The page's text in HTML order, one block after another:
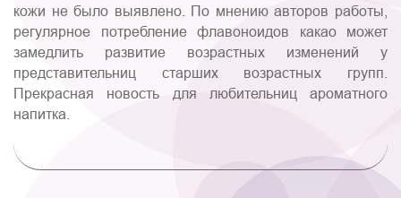
кожи не было выявлено. По мнению авторов работы,
регулярное потребление флавоноидов какао может
замедлить развитие возрастных изменений у
представительниц старших возрастных групп.
Прекрасная новость для любительниц ароматного
напитка.